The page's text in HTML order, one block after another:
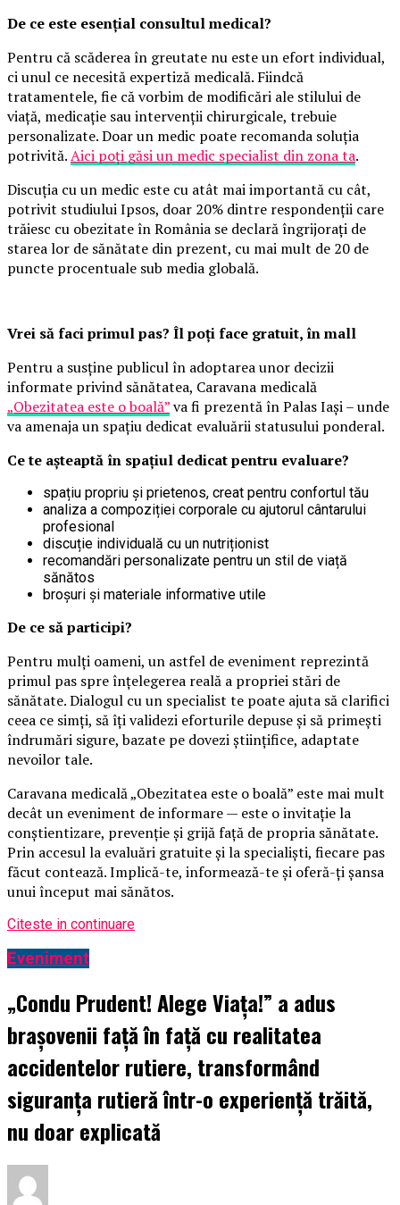
De ce este esențial consultul medical?
Pentru că scăderea în greutate nu este un efort individual,
ci unul ce necesită expertiză medicală. Fiindcă
tratamentele, fie că vorbim de modificări ale stilului de
viață, medicație sau intervenții chirurgicale, trebuie
personalizate. Doar un medic poate recomanda soluția
potrivită.Aici poți găsi un medic specialist din zona ta.
Discuția cu un medic este cu atât mai importantă cu cât,
potrivit studiului Ipsos, doar 20% dintre respondenții care
trăiesc cu obezitate în România se declară îngrijorați de
starea lor de sănătate din prezent, cu mai mult de 20 de
puncte procentuale sub media globală.
Vrei să faci primul pas? Îl poți face gratuit, în mall
Pentru a susține publicul în adoptarea unor decizii
informate privind sănătatea, Caravana medicală
„Obezitatea este o boală”va fi prezentă în Palas Iași – unde
va amenaja un spațiu dedicat evaluării statusului ponderal.
Ce te așteaptă în spațiul dedicat pentru evaluare?
spațiu propriu și prietenos, creat pentru confortul tău
analiza a compoziției corporale cu ajutorul cântarului
profesional
discuție individuală cu un nutriționist
recomandări personalizate pentru un stil de viață
sănătos
broșuri și materiale informative utile
De ce să participi?
Pentru mulți oameni, un astfel de eveniment reprezintă
primul pas spre înțelegerea reală a propriei stări de
sănătate. Dialogul cu un specialist te poate ajuta să clarifici
ceea ce simți, să îți validezi eforturile depuse și să primești
îndrumări sigure, bazate pe dovezi științifice, adaptate
nevoilor tale.
Caravana medicală „Obezitatea este o boală” este mai mult
decât un eveniment de informare — este o invitație la
conștientizare, prevenție și grijă față de propria sănătate.
Prin accesul la evaluări gratuite și la specialiști, fiecare pas
făcut contează. Implică-te, informează-te și oferă-ți șansa
unui început mai sănătos.
Citeste in continuare
Eveniment
„Condu Prudent! Alege Viața!” a adus
brașovenii față în față cu realitatea
accidentelor rutiere, transformând
siguranța rutieră într-o experiență trăită,
nu doar explicată